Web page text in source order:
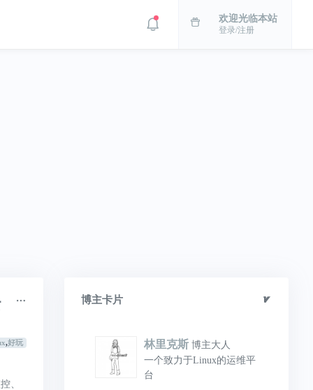
欢迎光临本站
登录/注册
,好玩
、
博主卡片
林里克斯 博主大人
一个致力于Linux的运维平
台